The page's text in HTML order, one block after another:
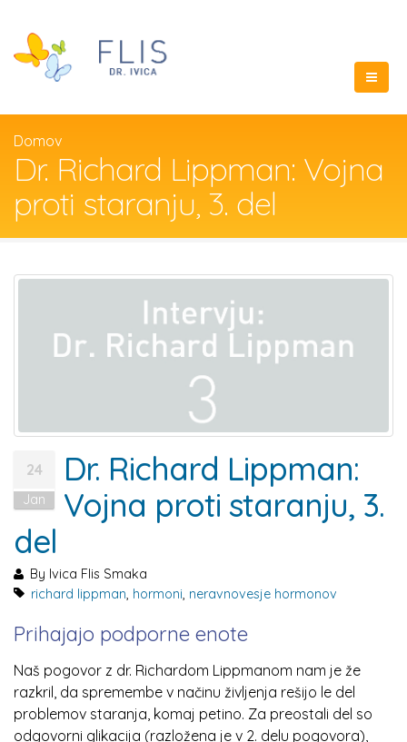
Domov
Dr. Richard Lippman: Vojna
proti staranju, 3. del
24
Jan
Dr. Richard Lippman:
Vojna proti staranju, 3.
del
By Ivica Flis Smaka
richard lippman hormoni neravnovesje hormonov
Prihajajo podporne enote
Naš pogovor z dr. Richardom Lippmanom nam je že
razkril, da spremembe v načinu življenja rešijo le del
problemov staranja, komaj petino. Za preostali del so
odgovorni glikacija (razložena je v 2. delu pogovora),